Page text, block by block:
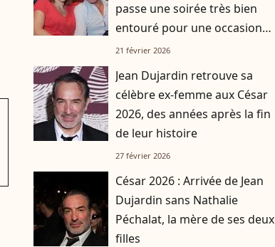
passe une soirée très bien
entouré pour une occasion
spéciale
21 février 2026
Jean Dujardin retrouve sa
célèbre ex-femme aux César
2026, des années après la fin
de leur histoire
27 février 2026
César 2026 : Arrivée de Jean
Dujardin sans Nathalie
Péchalat, la mère de ses deux
filles